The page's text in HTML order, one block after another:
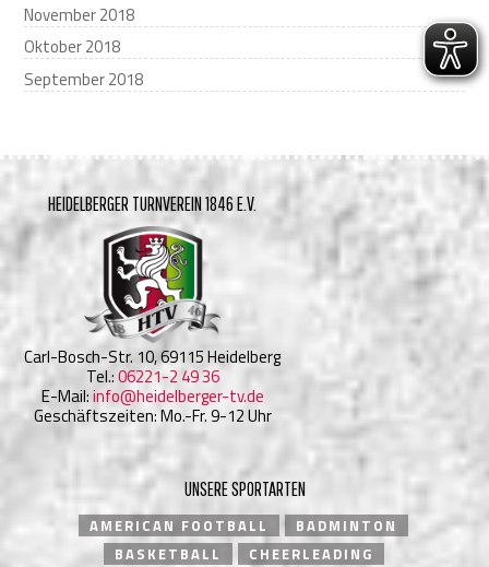
November 2018
Oktober 2018
September 2018
HEIDELBERGER TURNVEREIN 1846 E.V.
Carl-Bosch-Str. 10, 69115 Heidelberg
Tel.:06221-2 49 36
E-Mail:info@heidelberger-tv.de
Geschäftszeiten: Mo.-Fr. 9-12 Uhr
UNSERE SPORTARTEN
AMERICAN FOOTBALL
BADMINTON
BASKETBALL
CHEERLEADING